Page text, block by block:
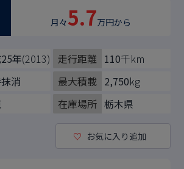
月々5.7万円から
年(2013) 走行距離 110千km
消
最大積載 2,750kg
在庫場所 栃木県
♡ お気に入り追加